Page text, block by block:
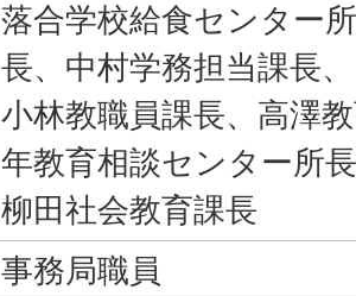
落合学校給食センター
長、中村学務担当課長、
小林教職員課長、高澤
年教育相談センター所
柳田社会教育課長
事務局職員